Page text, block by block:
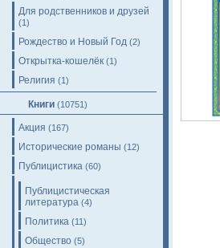
Для родственников и друзей
(1)
Рождество и Новый Год (2)
Открытка-кошелёк (1)
Религия (1)
Книги (10751)
Акция (167)
Исторические романы (12)
Публицистика (60)
Публицистическая
литература (4)
Политика (11)
Общество (5)